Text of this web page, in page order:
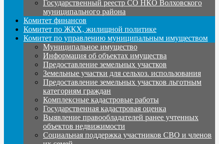
Государственный реестр СО НКО Волховского
муниципального района
Комитет финансов
Комитет по ЖКХ, жилищной политике
Комитет по управлению муниципальным имуществом
Муниципальное имущество
Информация об объектах имущества
Предоставление земельных участков
Земельные участки для сельхоз. использования
Предоставление земельных участков льготным
категориям граждан
Комплексные кадастровые работы
Государственная кадастровая оценка
Выявление правообладателей ранее учтенных
объектов недвижимости
Социальная поддержка участников СВО и членов